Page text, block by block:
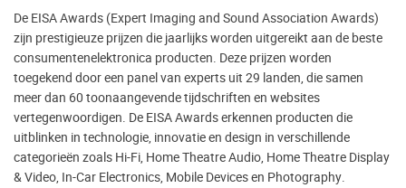
De EISA Awards (Expert Imaging and Sound Association Awards)
zijn prestigieuze prijzen die jaarlijks worden uitgereikt aan de beste
consumentenelektronica producten. Deze prijzen worden
toegekend door een panel van experts uit 29 landen, die samen
meer dan 60 toonaangevende tijdschriften en websites
vertegenwoordigen. De EISA Awards erkennen producten die
uitblinken in technologie, innovatie en design in verschillende
categorieën zoals Hi-Fi, Home Theatre Audio, Home Theatre Display
& Video, In-Car Electronics, Mobile Devices en Photography.